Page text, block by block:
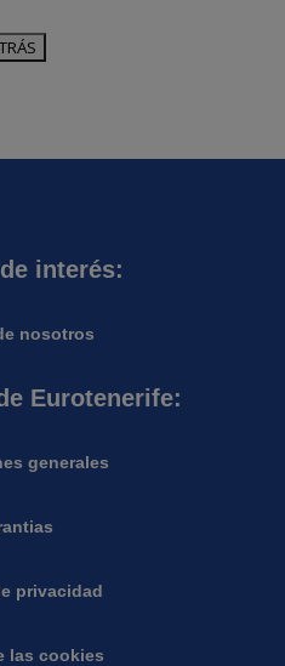
interés:
nosotros
Eurotenerife:
generales
privacidad
las cookies